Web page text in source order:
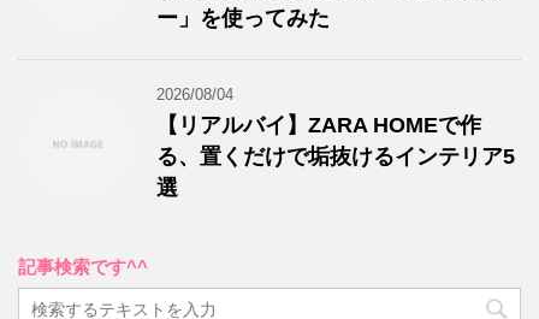
ー」を使ってみた
2026/08/04
【リアルバイ】ZARA HOMEで作
る、置くだけで垢抜けるインテリア5
選
記事検索です^^